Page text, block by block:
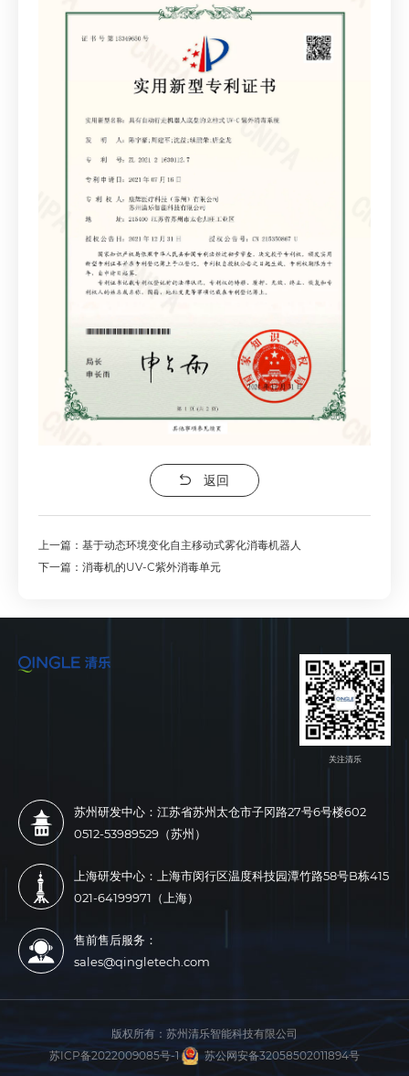
返回
上一篇：基于动态环境变化自主移动式雾化消毒机器人
下一篇：消毒机的UV-C紫外消毒单元
关注清乐
苏州研发中心：江苏省苏州太仓市子冈路27号6号楼602
0512-53989529（苏州）
上海研发中心：上海市闵行区温度科技园潭竹路58号B栋415
021-64199971（上海）
售前售后服务：
sales@qingletech.com
版权所有： 苏州清乐智能科技有限公司
苏ICP备2022009085号-1
苏公网安备32058502011894号